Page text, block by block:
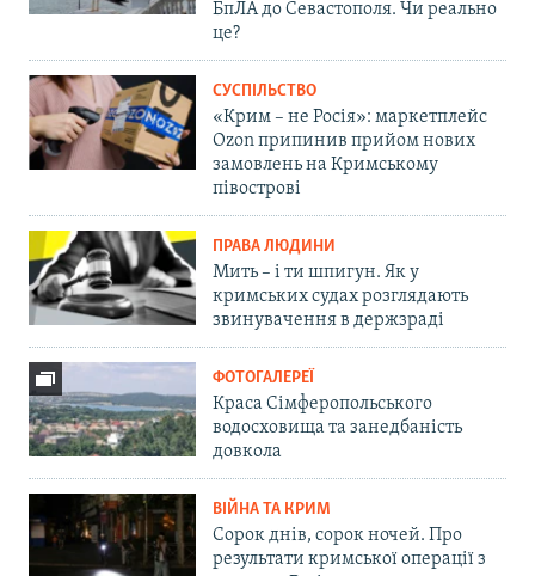
БпЛА до Севастополя. Чи реально
це?
СУСПІЛЬСТВО
«Крим – не Росія»: маркетплейс
Ozon припинив прийом нових
замовлень на Кримському
півострові
ПРАВА ЛЮДИНИ
Мить – і ти шпигун. Як у
кримських судах розглядають
звинувачення в держзраді
ФОТОГАЛЕРЕЇ
Краса Сімферопольського
водосховища та занедбаність
довкола
ВІЙНА ТА КРИМ
Сорок днів, сорок ночей. Про
результати кримської операції з